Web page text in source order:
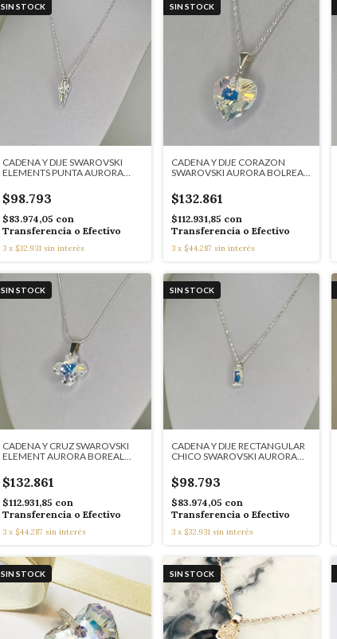
SIN STOCK
CADENA Y DIJE SWAROVSKI
ELEMENTS PUNTA AURORA
$98.793
$83.974,05 con
Transferencia o Efectivo
3 x $32.931 sin interés
SIN STOCK
CADENA Y DIJE CORAZON
SWAROVSKI AURORA BOLREAL
$132.861
$112.931,85 con
Transferencia o Efectivo
3 x $44.287 sin interés
SIN STOCK
CADENA Y CRUZ SWAROVSKI
ELEMENT AURORA BOREAL
$132.861
$112.931,85 con
Transferencia o Efectivo
3 x $44.287 sin interés
SIN STOCK
CADENA Y DIJE RECTANGULAR
CHICO SWAROVSKI AURORA
$98.793
$83.974,05 con
Transferencia o Efectivo
3 x $32.931 sin interés
SIN STOCK SIN STOCK